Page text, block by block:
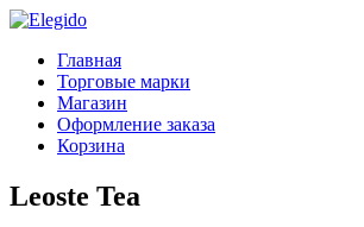
Главная
Торговые марки
Магазин
Оформление заказа
Корзина
Leoste Tea